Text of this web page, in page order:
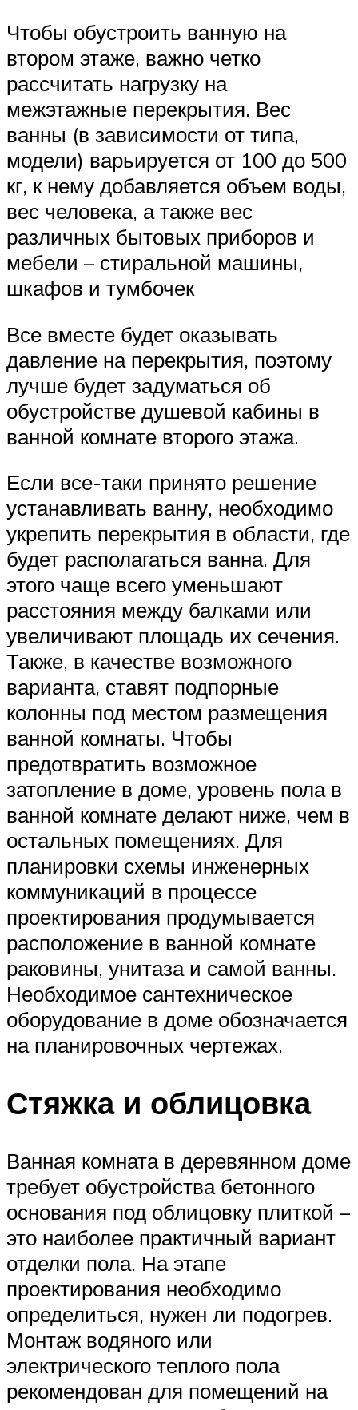
Чтобы обустроить ванную на
втором этаже, важно четко
рассчитать нагрузку на
межэтажные перекрытия. Вес
ванны (в зависимости от типа,
модели) варьируется от 100 до 500
кг, к нему добавляется объем воды,
вес человека, а также вес
различных бытовых приборов и
мебели – стиральной машины,
шкафов и тумбочек
Все вместе будет оказывать
давление на перекрытия, поэтому
лучше будет задуматься об
обустройстве душевой кабины в
ванной комнате второго этажа.
Если все-таки принято решение
устанавливать ванну, необходимо
укрепить перекрытия в области, где
будет располагаться ванна. Для
этого чаще всего уменьшают
расстояния между балками или
увеличивают площадь их сечения.
Также, в качестве возможного
варианта, ставят подпорные
колонны под местом размещения
ванной комнаты. Чтобы
предотвратить возможное
затопление в доме, уровень пола в
ванной комнате делают ниже, чем в
остальных помещениях. Для
планировки схемы инженерных
коммуникаций в процессе
проектирования продумывается
расположение в ванной комнате
раковины, унитаза и самой ванны.
Необходимое сантехническое
оборудование в доме обозначается
на планировочных чертежах.
Стяжка и облицовка
Ванная комната в деревянном доме
требует обустройства бетонного
основания под облицовку плиткой –
это наиболее практичный вариант
отделки пола. На этапе
проектирования необходимо
определиться, нужен ли подогрев.
Монтаж водяного или
электрического теплого пола
рекомендован для помещений на